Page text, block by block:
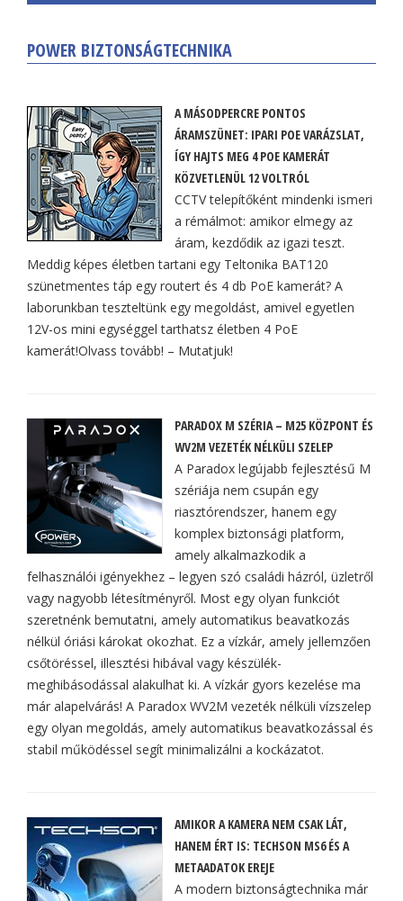
POWER BIZTONSÁGTECHNIKA
A MÁSODPERCRE PONTOS
ÁRAMSZÜNET: IPARI POE VARÁZSLAT,
ÍGY HAJTS MEG 4 POE KAMERÁT
KÖZVETLENÜL 12 VOLTRÓL
CCTV telepítőként mindenki ismeri
a rémálmot: amikor elmegy az
áram, kezdődik az igazi teszt.
Meddig képes életben tartani egy Teltonika BAT120
szünetmentes táp egy routert és 4 db PoE kamerát? A
laborunkban teszteltünk egy megoldást, amivel egyetlen
12V-os mini egységgel tarthatsz életben 4 PoE
kamerát!Olvass tovább! – Mutatjuk!
PARADOX M SZÉRIA – M25 KÖZPONT ÉS
WV2M VEZETÉK NÉLKÜLI SZELEP
A Paradox legújabb fejlesztésű M
szériája nem csupán egy
riasztórendszer, hanem egy
komplex biztonsági platform,
amely alkalmazkodik a
felhasználói igényekhez – legyen szó családi házról, üzletről
vagy nagyobb létesítményről. Most egy olyan funkciót
szeretnénk bemutatni, amely automatikus beavatkozás
nélkül óriási károkat okozhat. Ez a vízkár, amely jellemzően
csőtöréssel, illesztési hibával vagy készülék-
meghibásodással alakulhat ki. A vízkár gyors kezelése ma
már alapelvárás! A Paradox WV2M vezeték nélküli vízszelep
egy olyan megoldás, amely automatikus beavatkozással és
stabil működéssel segít minimalizálni a kockázatot.
AMIKOR A KAMERA NEM CSAK LÁT,
HANEM ÉRT IS: TECHSON MS6 ÉS A
METAADATOK EREJE
A modern biztonságtechnika már